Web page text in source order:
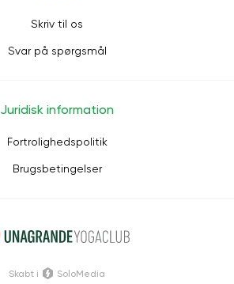
Skriv til os
Svar på spørgsmål
Juridisk information
Fortrolighedspolitik
Brugsbetingelser
Skabt i SoloMedia